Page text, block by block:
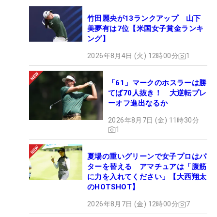
竹田麗央が13ランクアップ 山下
美夢有は7位【米国女子賞金ランキ
ング】
2026年8月4日 (火) 12時00分 1
「61」マークのホスラーは勝
てば70人抜き！ 大逆転プレ
ーオフ進出なるか
2026年8月7日 (金) 11時30分
1
夏場の重いグリーンで女子プロはパ
ターを替える アマチュアは「腹筋
に力を入れてください」【大西翔太
のHOTSHOT】
2026年8月7日 (金) 12時00分 7